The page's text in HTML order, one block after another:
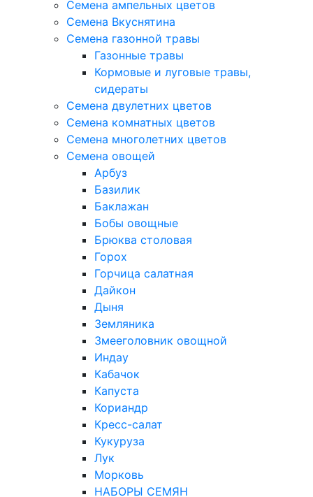
Семена ампельных цветов
Семена Вкуснятина
Семена газонной травы
Газонные травы
Кормовые и луговые травы,
сидераты
Семена двулетних цветов
Семена комнатных цветов
Семена многолетних цветов
Семена овощей
Арбуз
Базилик
Баклажан
Бобы овощные
Брюква столовая
Горох
Горчица салатная
Дайкон
Дыня
Земляника
Змееголовник овощной
Индау
Кабачок
Капуста
Кориандр
Кресс-салат
Кукуруза
Лук
Морковь
НАБОРЫ СЕМЯН